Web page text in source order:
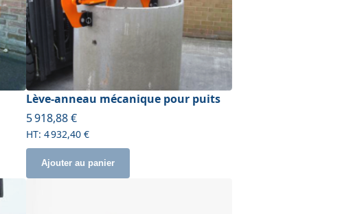
Lève-anneau mécanique pour puits
5 918,88 €
4 932,40 €
Ajouter au panier